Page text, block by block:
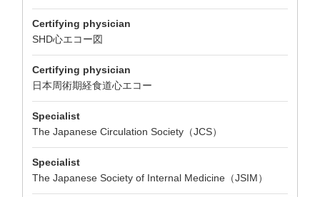
Certifying physician
SHD心エコー図
Certifying physician
日本周術期経食道心エコー
Specialist
The Japanese Circulation Society（JCS）
Specialist
The Japanese Society of Internal Medicine（JSIM）